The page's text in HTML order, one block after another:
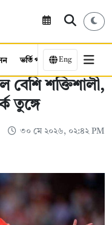
ভর্তি পরীক্ষা কর্মসংস্থান
Eng
বেশি শক্তিশালী,
তুঙ্গে
৩০ মে ২০২৬, ০২:৪২ PM